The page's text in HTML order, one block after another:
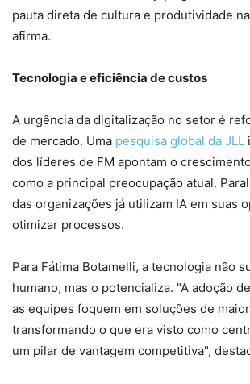
pauta direta de cultura e produtividade
afirma.
Tecnologia e eficiência de custos
A urgência da digitalização no setor é
de mercado. Uma pesquisa global da JLL
dos líderes de FM apontam o
como a principal preocupação atual.
das organizações já utilizam IA em suas
otimizar processos.
Para Fátima Botamelli, a tecnologia não
humano, mas o potencializa. "A adoção
as equipes foquem em soluções de
transformando o que era visto como
um pilar de vantagem competitiva",